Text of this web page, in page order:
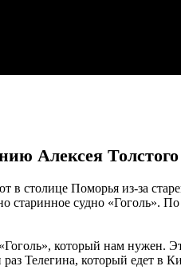
Алексея Толстого
Поморья из-за
судно «Гоголь».
который нам нужен.
Телегина, который едет в